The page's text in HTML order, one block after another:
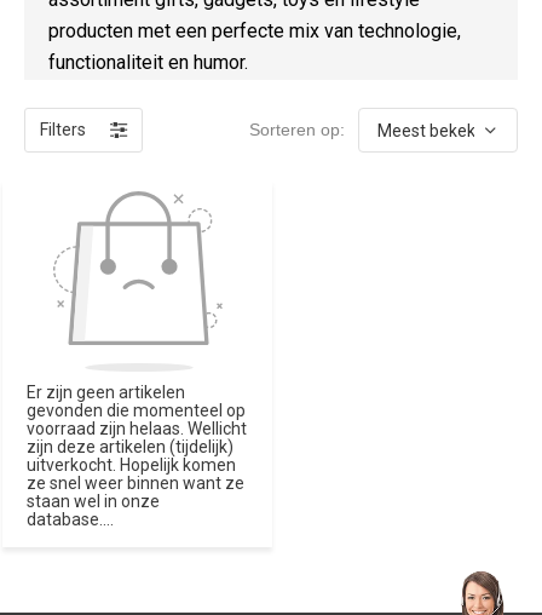
producten met een perfecte mix van technologie,
functionaliteit en humor.
Filters Sorteren op:
Er zijn geen artikelen
gevonden die momenteel op
voorraad zijn helaas. Wellicht
zijn deze artikelen (tijdelijk)
uitverkocht. Hopelijk komen
ze snel weer binnen want ze
staan wel in onze
database....